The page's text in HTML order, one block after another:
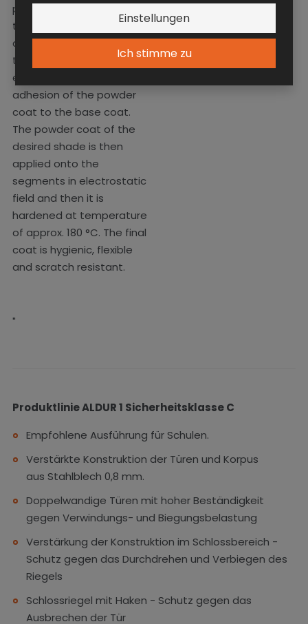
Einstellungen
Ich stimme zu
painting line IDEAL-LINE
there is applied
a Fe-phosphate layer and
the segments are dried. It
ensures a better
adhesion of the powder
coat to the base coat.
The powder coat of the
desired shade is then
applied onto the
segments in electrostatic
field and then it is
hardened at temperature
of approx. 180 °C. The final
coat is hygienic, flexible
and scratch resistant.
"
Produktlinie ALDUR 1 Sicherheitsklasse C
Empfohlene Ausführung für Schulen.
Verstärkte Konstruktion der Türen und Korpus
aus Stahlblech 0,8 mm.
Doppelwandige Türen mit hoher Beständigkeit
gegen Verwindungs- und Biegungsbelastung
Verstärkung der Konstruktion im Schlossbereich -
Schutz gegen das Durchdrehen und Verbiegen des
Riegels
Schlossriegel mit Haken - Schutz gegen das
Ausbrechen der Tür